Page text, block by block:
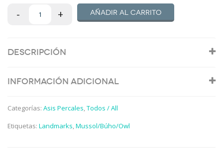
hasta
100,00€
Añadir al carrito
Descripción
Información adicional
Categorías: Asis Percales,Todos / All
Etiquetas: Landmarks,Mussol/Búho/Owl